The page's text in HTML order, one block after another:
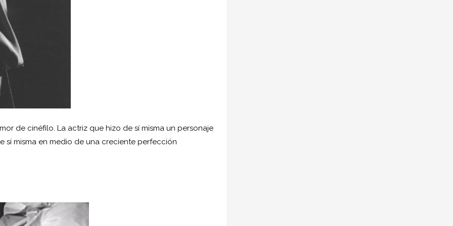
de cinéfilo. La actriz que hizo de sí misma un personaje
sí misma en medio de una creciente perfección